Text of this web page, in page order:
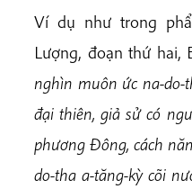
Ví dụ như trong
Lượng, đoạn thứ hai,
nghìn muôn ức na-do-
đại thiên, giả sử có
phương Đông, cách
do-tha a-tăng-kỳ cõi